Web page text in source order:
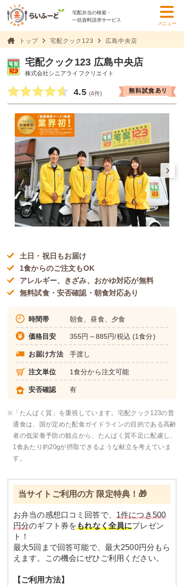
宅配弁当の検索・
一括資料請求サービス
メニュー
トップ 宅配クック123 広島中央店
宅配クック123 広島中央店
株式会社シニアライフクリエイト
4.5 (4件)
土日・祝日もお届け
1食からのご注文もOK
アレルギー、きざみ、おかゆ対応が無料
無料試食・安否確認・朝食対応あり
時間帯 朝食、昼食、夕食
価格目安 355円～885円/税込 (1食分)
お届け方法 手渡し
注文単位 1食分から注文可能
安否確認 有
※ 「たんぱく質」を重視しています。宅配クック123の普
通食は、国が定めた配食ガイドラインの目的である高齢
者の低栄養予防の観点から、たんぱく質不足に配慮し、
1食あたり約20gが摂取できるような献立を考えていま
す。
当サイトご利用の方 限定特典！🎁
お弁当の感想口コミ回答で、 1件につき500
円分のギフト券をもれなく全員にプレゼン
ト！
最大5回まで回答可能で、最大2500円分もら
えます。この機会にぜひご利用ください。
【ご利用方法】